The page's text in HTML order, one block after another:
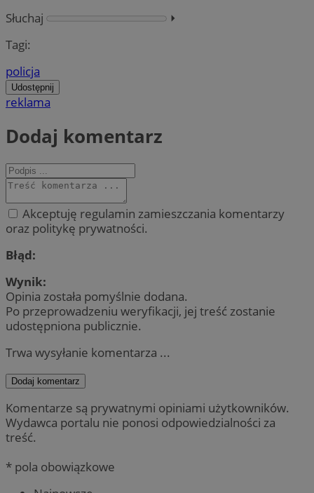
Słuchaj
⏵︎
Tagi:
policja
Udostępnij
reklama
Dodaj komentarz
Akceptuję regulamin zamieszczania komentarzy
oraz politykę prywatności.
Błąd:
Wynik:
Opinia została pomyślnie dodana.
Po przeprowadzeniu weryfikacji, jej treść zostanie
udostępniona publicznie.
Trwa wysyłanie komentarza ...
Dodaj komentarz
Komentarze są prywatnymi opiniami użytkowników.
Wydawca portalu nie ponosi odpowiedzialności za
treść.
* pola obowiązkowe